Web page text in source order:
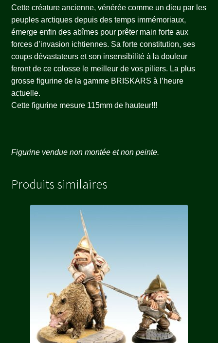
Cette créature ancienne, vénérée comme un dieu par les
peuples arctiques depuis des temps immémoriaux,
émerge enfin des abîmes pour prêter main forte aux
forces d’invasion ichtiennes. Sa forte constitution, ses
coups dévastateurs et son insensibilité à la douleur
feront de ce colosse le meilleur de vos piliers. La plus
grosse figurine de la gamme BRISKARS à l’heure
actuelle.
Cette figurine mesure 115mm de hauteur!!!
Figurine vendue non montée et non peinte.
Produits similaires